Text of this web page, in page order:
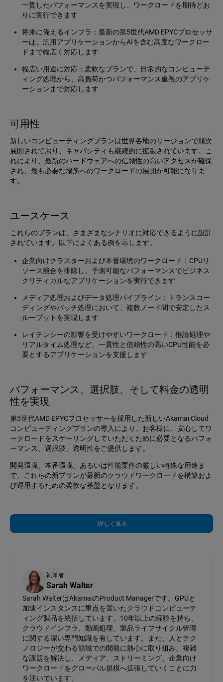
一貫したパフォーマンスを実現し、ワークロードを期待どお
りに実行できます
将来に備えるインフラ：最新の第5世代AMD EPYCプロセッサ
ーは、汎用アプリケーションからAIを含む高度なワークロー
ドまで幅広く対応します
幅広い用途に対応：柔軟なプランで、日常的なコンピューテ
ィング処理から、高負荷かつパフォーマンス重視のアプリケ
ーションまで対応します
可用性
新しいコンピューティングプランは世界各地のリージョンで順次
展開されており、キャパシティも継続的に拡張されています。こ
れにより、最新のハードウェアへの信頼性の高いアクセスが確保
され、最も必要な場所へのワークロードの展開が可能になりま
す。
ユースケース
これらのプランは、さまざまなシナリオに対応できるように設計
されています。以下によくある例を示します。
企業向けクラスターおよび本番環境のワークロード：CPUリ
ソース競合を排除し、予測可能なパフォーマンスでビジネス
クリティカルなアプリケーションを実行できます
メディア処理およびデータ処理パイプライン：トランスコー
ディングやバッチ処理において、複数ノード間で安定したス
ループットを実現します
レイテンシーの影響を受けやすいワークロード：推論処理や
リアルタイム処理など、一貫性と信頼性の高いCPU性能を必
要とするアプリケーションを支援します
パフォーマンス、選択肢、そして料金の透明
性を実現
第5世代AMD EPYCプロセッサーを採用した新しいAkamai Cloud
コンピューティングプランの導入により、お客様に、安心してワ
ークロードをスケーリングしていただくために必要となるパフォ
ーマンス、選択肢、透明性をご提供します。
開発環境、本番環境、あるいは性能要件の厳しい特殊な用途ま
で、これらの新プランが最新のクラウドワークロードを構築およ
び運用するための柔軟な基盤となります。
詳しく見る
執筆者
Sarah Walter
Sarah WalterはAkamaiのProduct Managerです。GPUと
加速インスタンスに重点を置いたクラウドコンピューテ
ィング製品を統括しています。10年以上の経験を持ち、
クラウドインフラ、動画処理、製品ライフサイクル管理
に関する深い専門知識を有しています。また、人とテク
ノロジーが交わる領域での開発に熱心に取り組み、複雑
な課題を解決し、メディア、ストリーミング、企業向け
ワークロードをグローバル規模へ拡張していくことに力
を注いでいます。